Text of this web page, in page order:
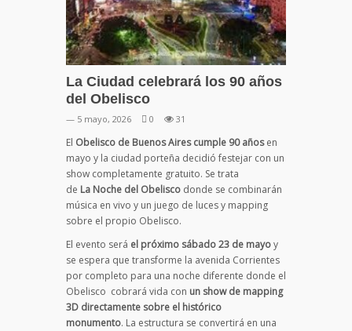
La Ciudad celebrará los 90 años
del Obelisco
— 5 mayo, 2026 0 31
El Obelisco de Buenos Aires cumple 90 añosen
mayo y la ciudad porteña decidió festejar con un
show completamente gratuito. Se trata
de La Noche del Obelisco donde se combinarán
música en vivo y un juego de luces y mapping
sobre el propio Obelisco.
El evento será el próximo sábado 23 de mayoy
se espera que transforme la avenida Corrientes
por completo para una noche diferente donde el
Obelisco cobrará vida con un show de mapping
3D directamente sobre el histórico
monumento. La estructura se convertirá en una